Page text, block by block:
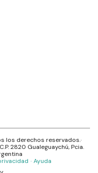
los derechos reservados.·
2820 Gualeguaychú, Pcia.
· Ayuda